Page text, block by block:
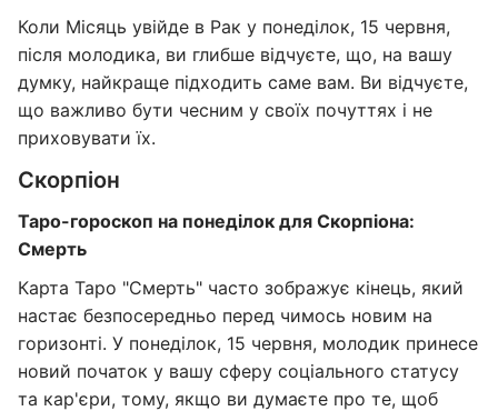
Коли Місяць увійде в Рак у понеділок, 15 червня,
після молодика, ви глибше відчуєте, що, на вашу
думку, найкраще підходить саме вам. Ви відчуєте,
що важливо бути чесним у своїх почуттях і не
приховувати їх.
Скорпіон
Таро-гороскоп на понеділок для Скорпіона:
Смерть
Карта Таро "Смерть" часто зображує кінець, який
настає безпосередньо перед чимось новим на
горизонті. У понеділок, 15 червня, молодик принесе
новий початок у вашу сферу соціального статусу
та кар'єри, тому, якщо ви думаєте про те, щоб